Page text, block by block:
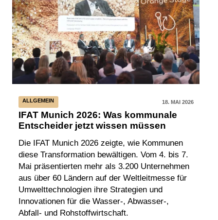
ALLGEMEIN 18. MAI 2026
IFAT Munich 2026: Was kommunale
Entscheider jetzt wissen müssen
Die IFAT Munich 2026 zeigte, wie Kommunen
diese Transformation bewältigen. Vom 4. bis 7.
Mai präsentierten mehr als 3.200 Unternehmen
aus über 60 Ländern auf der Weltleitmesse für
Umwelttechnologien ihre Strategien und
Innovationen für die Wasser-, Abwasser-,
Abfall- und Rohstoffwirtschaft.